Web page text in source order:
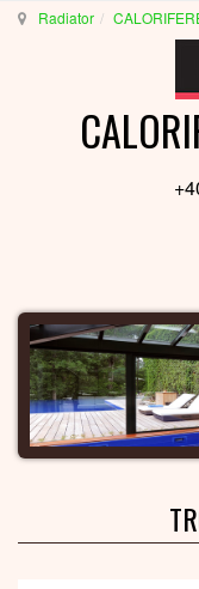
Radiator